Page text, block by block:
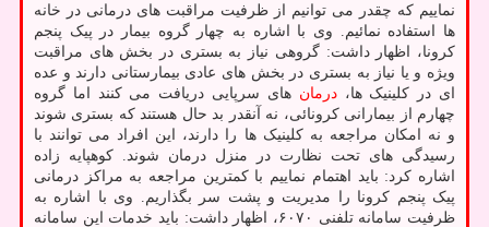
نماییم که چقدر می توانیم از ظرفیت مراقبت های درمانی در خانه
ها استفاده نمائیم. وی با اشاره به چهار گروه بیمار در پیک پنجم
کرونا، اظهار داشت: گروهی نیاز به بستری در بخش های مراقبت
ویژه و یا نیاز به بستری در بخش های عادی بیمارستانی دارند و عده
ای در کلینیک ها،درمان های سرپایی دریافت می کنند اما گروه
چهارم از بیمارانی کرونائی، نه آنقدر بد حال هستند که بستری شوند
و نه امکان مراجعه به کلینیک ها را دارند، این افراد می توانند با
رسیدگی های تحت نظارت در منزل درمان شوند. کوهپایه زاده
اشاره کرد: باید اهتمام نماییم با کمترین مراجعه به مراکز درمانی
پیک پنجم کرونا را مدیریت و پشت سر بگذاریم. وی با اشاره به
ظرفیت سامانه تلفنی ۶۰۷۰، اظهار داشت: باید خدمات این سامانه